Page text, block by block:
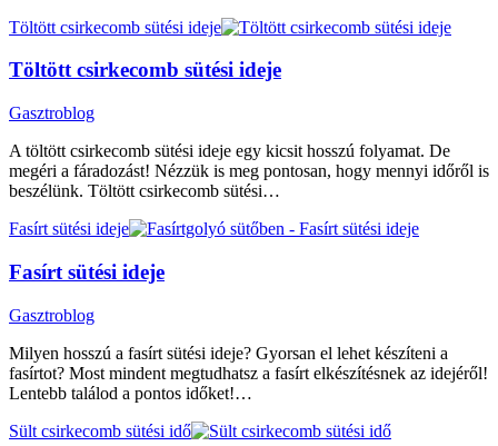
Töltött csirkecomb sütési ideje
Töltött csirkecomb sütési ideje
Gasztroblog
A töltött csirkecomb sütési ideje egy kicsit hosszú folyamat. De
megéri a fáradozást! Nézzük is meg pontosan, hogy mennyi időről is
beszélünk. Töltött csirkecomb sütési…
Fasírt sütési ideje
Fasírt sütési ideje
Gasztroblog
Milyen hosszú a fasírt sütési ideje? Gyorsan el lehet készíteni a
fasírtot? Most mindent megtudhatsz a fasírt elkészítésnek az idejéről!
Lentebb találod a pontos időket!…
Sült csirkecomb sütési idő